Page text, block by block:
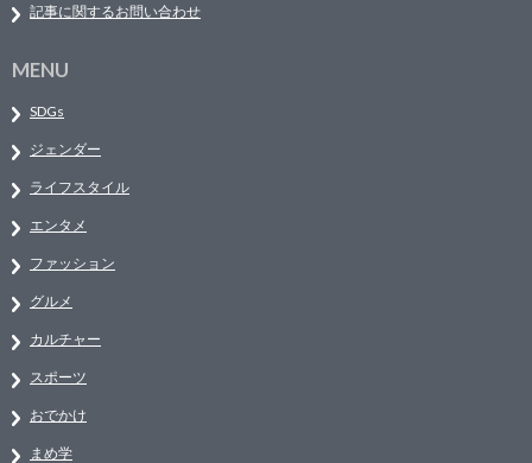
記事に関するお問い合わせ
MENU
SDGs
ジェンダー
ライフスタイル
エンタメ
ファッション
グルメ
カルチャー
スポーツ
おでかけ
まめ学